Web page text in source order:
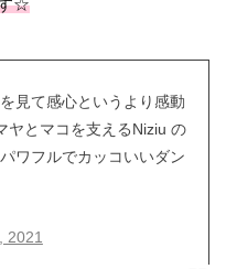
す☆
見て感心というより感動
ヤとマコを支えるNiziu の
ワフルでカッコいいダン
2021